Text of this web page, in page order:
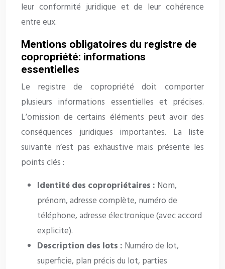
leur conformité juridique et de leur cohérence
entre eux.
Mentions obligatoires du registre de
copropriété: informations
essentielles
Le registre de copropriété doit comporter
plusieurs informations essentielles et précises.
L’omission de certains éléments peut avoir des
conséquences juridiques importantes. La liste
suivante n’est pas exhaustive mais présente les
points clés :
Identité des copropriétaires : Nom,
prénom, adresse complète, numéro de
téléphone, adresse électronique (avec accord
explicite).
Description des lots : Numéro de lot,
superficie, plan précis du lot, parties